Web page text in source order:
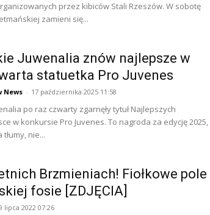
przez kibiców Stali Rzeszów. W sobotę
zamieni się...
Juwenalia znów najlepsze w
statuetka Pro Juvenes
News - 17 października 2025 11:58
po raz czwarty zgarnęły tytuł Najlepszych
w konkursie Pro Juvenes. To nagroda za edycję 2025,
nie...
Brzmieniach! Fiołkowe pole
fosie [ZDJĘCIA]
lipca 2022 07:26